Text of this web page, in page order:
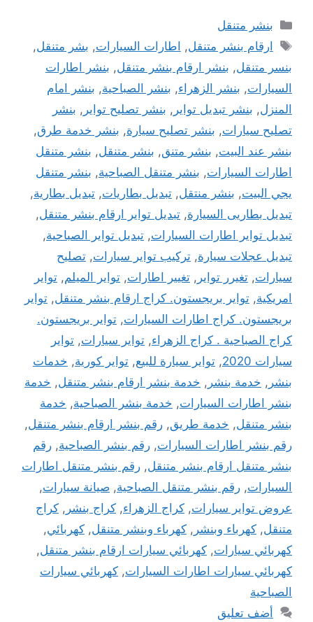
التصنيفات
بنشر متنقل
الوسوم
ارقام بنشر متنقل, اطارات السيارات, بشر متنقل,
بنسر متنقل, بنشر ارقام بنشر متنقل, بنشر اطارات
السيارات, بنشر الزهراء, بنشر الصباحية, بنشر امام
المنزل, بنشر تبديل تواير , بنشر تصليح تواير , بنشر
تصليح سيارات, بنشر تصليح سيارة, بنشر خدمة طرق,
بنشر عند البيت, بنشر متنق, بنشر متنقل, بنشر متنقل
اطارات السيارات, بنشر متنقل الصباحية, بنشر متنقل
يجي البيت, بنشر منتقل, تبديل بطاريات, تبديل بطارية,
تبديل بطاريى السيارة, تبديل تواير ارقام بنشر متنقل,
تبديل تواير اطارات السيارات, تبديل تواير الصباحية,
تبديل عجلات سيارة, تركيب تواير سيارات, تصليح
سيارات, تغيرر تواير , تغيير اطارات, تواير الميلم, تواير
امريكية, تواير بريجستون. كراج ارقام بنشر متنقل, تواير
بريجستون. كراج اطارات السيارات, تواير بريجستون.
كراج الصباحية . كراج الزهراء, تواير سيارات, تواير
سيارات 2020
, تواير سيارة للبيع, تواير كورية, خدمات
بنشر , خدمة بنشر , خدمة بنشر ارقام بنشر متنقل, خدمة
بنشر اطارات السيارات, خدمة بنشر الصباحية, خدمة
بنشر متنقل, خدمة طريق, رقم بنشر ارقام بنشر متنقل,
رقم بنشر اطارات السيارات, رقم بنشر الصباحية, رقم
بنشر متنقل ارقام بنشر متنقل, رقم بنشر متنقل اطارات
السيارات, رقم بنشر متنقل الصباحية, صيانة سيارات,
عروض تواير سيارات, كراج الزهراء, كراج بنشر , كراج
متنقل, كهرباء وبنشر , كهرباء وبنشر متنقل, كهربائي,
كهربائي سيارات, كهربائي سيارات ارقام بنشر متنقل,
كهربائي سيارات اطارات السيارات, كهربائي سيارات
الصباحية
أضف تعليق